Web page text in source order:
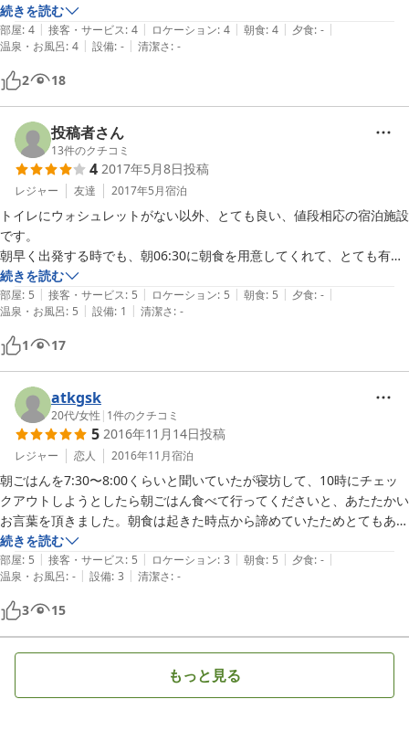
でした。別荘地内のため、静かな環境
にありました。
建物内は、綺麗に清掃がされていました。簡単な夕食を買って行って正
解でした。暗くなると、ちょっと女性だけでは、帰り道徒歩では、怖い
ように思います。自販機は、なかったので、飲み物も持って行った方が
よいです。
朝食は、セルフですが、おかわりもできますし、このお値段ではあり得
ないのではないでしょうか。
宿の方も、温かく、親戚のお宅に来たような雰囲気でした。
続きを読む
部屋: 4 | 接客・サービス: 4 | ロケーション: 4 | 朝食: 4 | 夕食: - |
温泉・お風呂: 4 | 設備: - | 清潔さ: -
2 18
投稿者さん
13件のクチコミ
4 2017年5月8日投稿
レジャー 友達 2017年5月宿泊
トイレにウォシュレットがない以外、とても良い、値段相応の宿泊施設
です。
朝早く出発する時でも、朝06:30に朝食を用意してくれて、とても有り
難かったです。東伊豆に来る時には、また利用させて頂きます。よろし
くお願い致します。
続きを読む
部屋: 5 | 接客・サービス: 5 | ロケーション: 5 | 朝食: 5 | 夕食: - |
温泉・お風呂: 5 | 設備: 1 | 清潔さ: -
1 17
atkgsk
20代/女性 | 1件のクチコミ
5 2016年11月14日投稿
レジャー 恋人 2016年11月宿泊
朝ごはんを7:30〜8:00くらいと聞いていたが寝坊して、10時にチェッ
クアウトしようとしたら朝ごはん食べて行ってくださいと、あたたかい
お言葉を頂きました。朝食は起きた時点から諦めていたためとてもあり
がたかったです。
続きを読む
部屋: 5 | 接客・サービス: 5 | ロケーション: 3 | 朝食: 5 | 夕食: - |
温泉・お風呂: - | 設備: 3 | 清潔さ: -
3 15
もっと見る